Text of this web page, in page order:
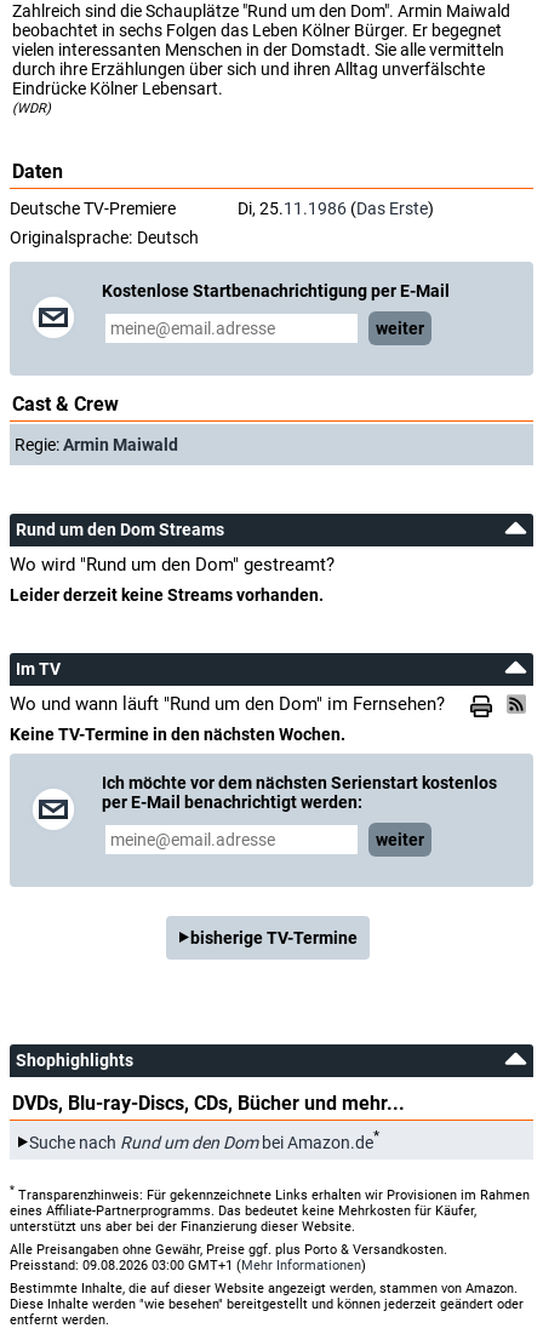
Zahlreich sind die Schauplätze "Rund um den Dom". Armin Maiwald
beobachtet in sechs Folgen das Leben Kölner Bürger. Er begegnet
vielen interessanten Menschen in der Domstadt. Sie alle vermitteln
durch ihre Erzählungen über sich und ihren Alltag unverfälschte
Eindrücke Kölner Lebensart.
(WDR)
Daten
Deutsche TV-Premiere Di, 25.11.1986 (Das Erste)
Originalsprache: Deutsch
Kostenlose Startbenachrichtigung per E-Mail
weiter
Cast & Crew
Regie:Armin Maiwald
Rund um den Dom Streams
Wo wird "Rund um den Dom" gestreamt?
Leider derzeit keine Streams vorhanden.
Im TV
Wo und wann läuft "Rund um den Dom" im Fernsehen?
Keine TV-Termine in den nächsten Wochen.
Ich möchte vor dem nächsten Serienstart kostenlos
per E-Mail benachrichtigt werden:
weiter
bisherige TV-Termine
Shophighlights
DVDs, Blu-ray-Discs, CDs, Bücher und mehr...
Suche nach Rund um den Dombei Amazon.de*
* Transparenzhinweis: Für gekennzeichnete Links erhalten wir Provisionen im Rahmen
eines Affiliate-Partnerprogramms. Das bedeutet keine Mehrkosten für Käufer,
unterstützt uns aber bei der Finanzierung dieser Website.
Alle Preisangaben ohne Gewähr, Preise ggf. plus Porto & Versandkosten.
Preisstand: 09.08.2026 03:00 GMT+1 (Mehr Informationen)
Bestimmte Inhalte, die auf dieser Website angezeigt werden, stammen von Amazon.
Diese Inhalte werden "wie besehen" bereitgestellt und können jederzeit geändert oder
entfernt werden.